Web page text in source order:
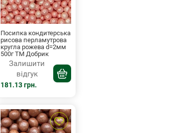
Посипка кондитерська
рисова перламутрова
кругла рожева d=2мм
500г ТМ Добрик
Залишити
відгук
181.13 грн.